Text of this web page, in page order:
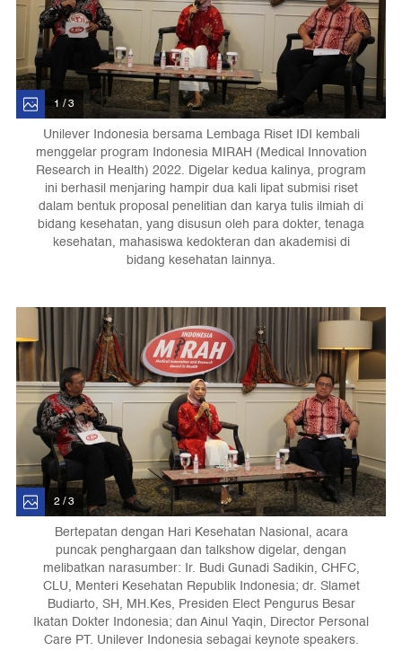
1 / 3
Unilever Indonesia bersama Lembaga Riset IDI kembali
menggelar program Indonesia MIRAH (Medical Innovation
Research in Health) 2022. Digelar kedua kalinya, program
ini berhasil menjaring hampir dua kali lipat submisi riset
dalam bentuk proposal penelitian dan karya tulis ilmiah di
bidang kesehatan, yang disusun oleh para dokter, tenaga
kesehatan, mahasiswa kedokteran dan akademisi di
bidang kesehatan lainnya.
2 / 3
Bertepatan dengan Hari Kesehatan Nasional, acara
puncak penghargaan dan talkshow digelar, dengan
melibatkan narasumber: Ir. Budi Gunadi Sadikin, CHFC,
CLU, Menteri Kesehatan Republik Indonesia; dr. Slamet
Budiarto, SH, MH.Kes, Presiden Elect Pengurus Besar
Ikatan Dokter Indonesia; dan Ainul Yaqin, Director Personal
Care PT. Unilever Indonesia sebagai keynote speakers.